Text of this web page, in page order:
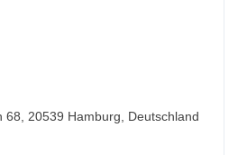
68, 20539 Hamburg, Deutschland